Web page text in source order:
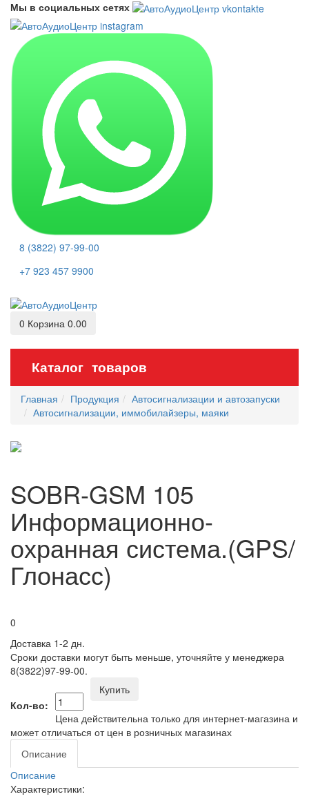
Мы в социальных сетях
8 (3822) 97-99-00
+7 923 457 9900
0 Корзина 0.00
Каталог товаров
Главная Продукция
Автосигнализации и автозапуски
Автосигнализации, иммобилайзеры, маяки
SOBR-GSM 105
Информационно-
охранная система.(GPS/
Глонасс)
0
Доставка 1-2 дн.
Сроки доставки могут быть меньше, уточняйте у менеджера
8(3822)97-99-00.
Кол-во:
Купить
Цена действительна только для интернет-магазина и
может отличаться от цен в розничных магазинах
Описание
Описание
Характеристики: